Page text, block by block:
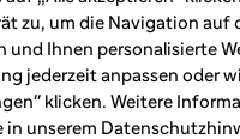
zu, um die Navigation
und Ihnen personalisierte
jederzeit anpassen oder
klicken. Weitere
in unserem